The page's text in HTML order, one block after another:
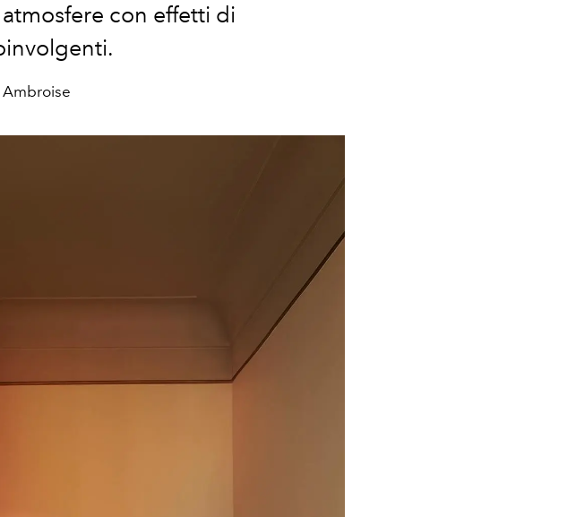
con effetti di
Ambroise